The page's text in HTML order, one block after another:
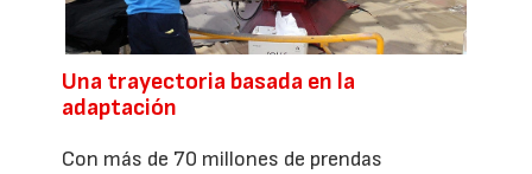
Una trayectoria basada en la
adaptación
Con más de 70 millones de prendas